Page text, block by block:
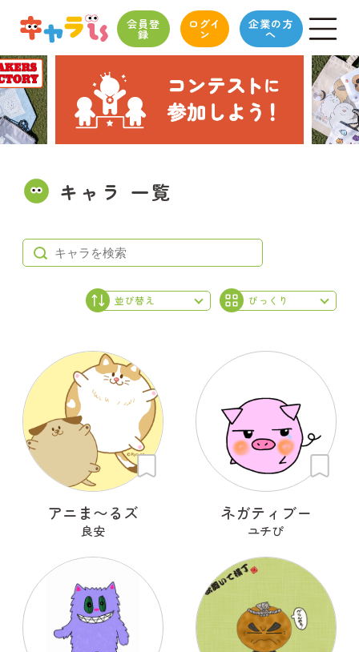
会員登
録
ログイ
ン
企業の方
へ
キャラ 一覧
アニま〜るズ
良安
ネガティブー
ユチぴ